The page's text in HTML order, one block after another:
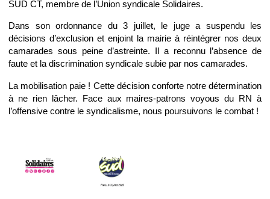
SUD CT, membre de l’Union syndicale Solidaires.
Dans son ordonnance du 3 juillet, le juge a suspendu les
décisions d’exclusion et enjoint la mairie à réintégrer nos deux
camarades sous peine d’astreinte. Il a reconnu l’absence de
faute et la discrimination syndicale subie par nos camarades.
La mobilisation paie ! Cette décision conforte notre détermination
à ne rien lâcher. Face aux maires-patrons voyous du RN à
l’offensive contre le syndicalisme, nous poursuivons le combat !